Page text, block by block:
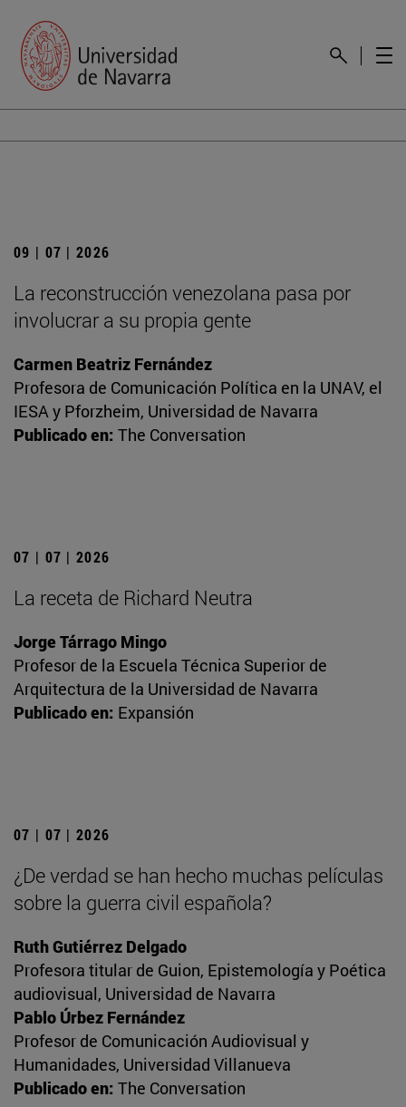
09 | 07 | 2026
La reconstrucción venezolana pasa por
involucrar a su propia gente
Carmen Beatriz Fernández
Profesora de Comunicación Política en la UNAV, el
IESA y Pforzheim, Universidad de Navarra
Publicado en: The Conversation
07 | 07 | 2026
La receta de Richard Neutra
Jorge Tárrago Mingo
Profesor de la Escuela Técnica Superior de
Arquitectura de la Universidad de Navarra
Publicado en: Expansión
07 | 07 | 2026
¿De verdad se han hecho muchas películas
sobre la guerra civil española?
Ruth Gutiérrez Delgado
Profesora titular de Guion, Epistemología y Poética
audiovisual, Universidad de Navarra
Pablo Úrbez Fernández
Profesor de Comunicación Audiovisual y
Humanidades, Universidad Villanueva
Publicado en: The Conversation